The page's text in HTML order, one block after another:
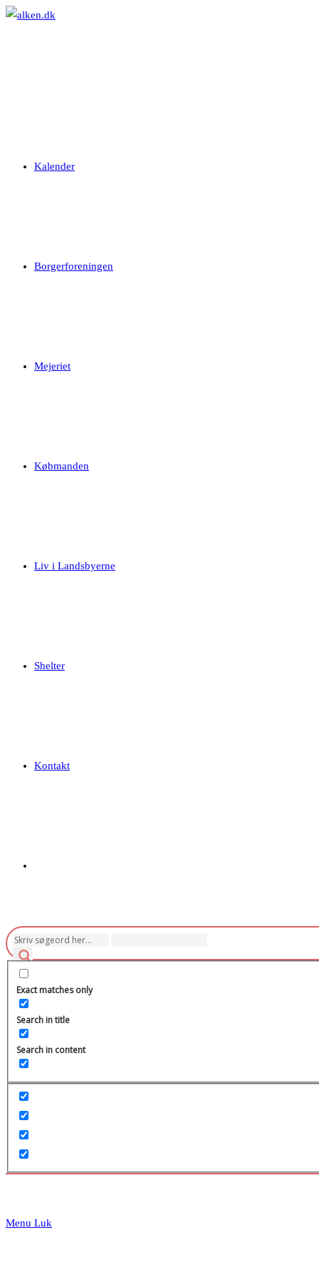
Skip
Kalender
Borgerforeningen
Mejeriet
Købmanden
Liv i Landsbyerne
Shelter
Kontakt
website
Exact matches only
Search in title
Search in content
Menu Luk